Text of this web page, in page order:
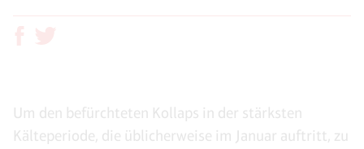
Um den befürchteten Kollaps in der stärksten
Kälteperiode, die üblicherweise im Januar auftritt, zu